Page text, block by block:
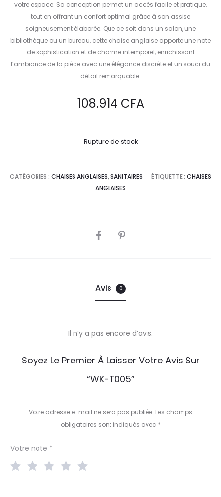
votre espace. Sa conception permet un accès facile et pratique,
tout en offrant un confort optimal grâce à son assise
soigneusement élaborée. Que ce soit dans un salon, une
bibliothèque ou un bureau, cette chaise anglaise apporte une note
de sophistication et de charme intemporel, enrichissant
l’ambiance de la pièce avec une élégance discrète et un souci du
détail remarquable.
108.914 CFA
Rupture de stock
CATÉGORIES : CHAISES ANGLAISES, SANITAIRES ÉTIQUETTE : CHAISES
ANGLAISES
SHARE
Avis 0
Il n’y a pas encore d’avis.
Soyez Le Premier À Laisser Votre Avis Sur
“WK-T005”
Votre adresse e-mail ne sera pas publiée. Les champs
obligatoires sont indiqués avec *
Votre note *